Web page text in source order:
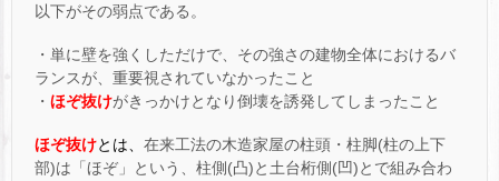
以下がその弱点である。
・単に壁を強くしただけで、その強さの建物全体におけるバ
ランスが、重要視されていなかったこと
・ ほぞ抜けがきっかけとなり倒壊を誘発してしまったこと
ほぞ抜けとは、 在来工法の木造家屋の柱頭・柱脚(柱の上下
部)は「ほぞ」という、柱側(凸)と土台桁側(凹)とで組み合わ